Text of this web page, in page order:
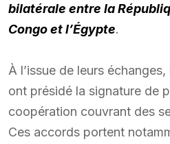
bilatérale entre la
Congo et l’Égypte.
À l’issue de leurs
ont présidé la signature de
coopération couvrant des
Ces accords portent